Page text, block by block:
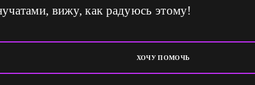
вижу, как радуюсь этому!
ХОЧУ ПОМОЧЬ